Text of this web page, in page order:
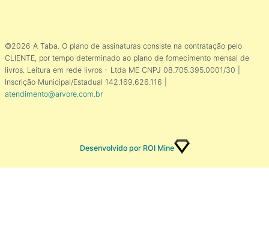
©2026 A Taba. O plano de assinaturas consiste na contratação pelo
CLIENTE, por tempo determinado ao plano de fornecimento mensal de
livros. Leitura em rede livros - Ltda ME CNPJ 08.705.395.0001/30 |
Inscrição Municipal/Estadual 142.169.626.116 |
atendimento@arvore.com.br
Desenvolvido por ROI Mine